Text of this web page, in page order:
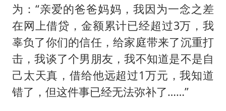
为：“亲爱的爸爸妈妈，我因为一念之差
在网上借贷，金额累计已经超过3万，我
辜负了你们的信任，给家庭带来了沉重打
击，我谈了个男朋友，我不知道是不是自
己太天真，借给他远超过1万元，我知道
错了，但这件事已经无法弥补了……”